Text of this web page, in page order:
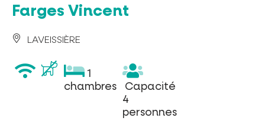
Farges Vincent
LAVEISSIÈRE
wifi
1
chambres
1
chambres
Capacité
4
personnes
Capacité
4
personnes